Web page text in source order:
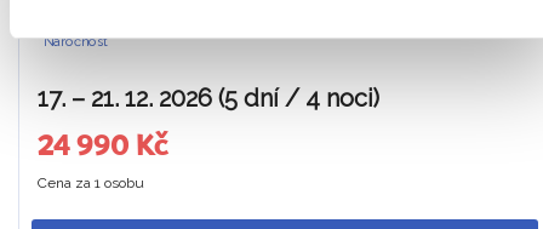
Náročnost
17. – 21. 12. 2026 (5 dní / 4 noci)
24 990 Kč
Cena za 1 osobu